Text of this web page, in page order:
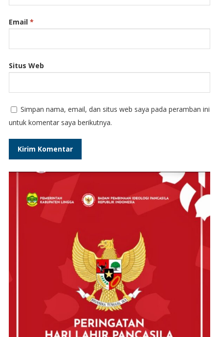
Email *
Situs Web
Simpan nama, email, dan situs web saya pada peramban ini
untuk komentar saya berikutnya.